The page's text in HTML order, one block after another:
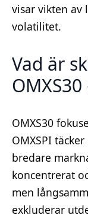
visar vikten av
volatilitet.
Vad är
OMXS30
OMXSPI
bredare
koncentrerat
men
exkluderar